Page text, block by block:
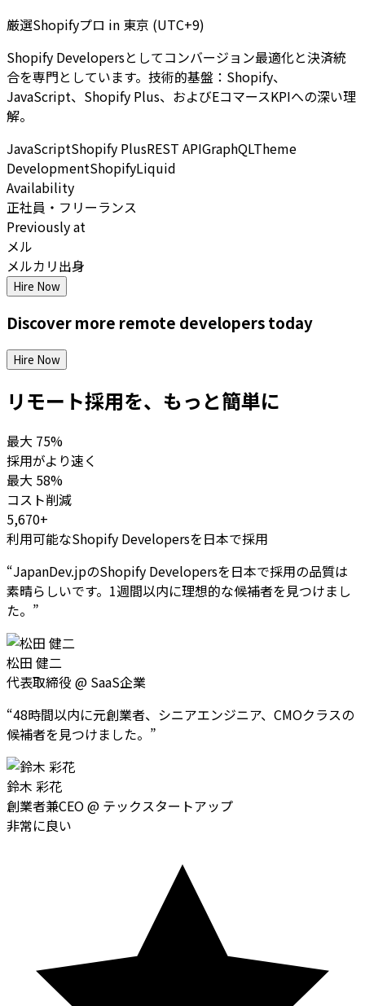
厳選Shopifyプロ in 東京 (UTC+9)
Shopify Developersとしてコンバージョン最適化と決済統
合を専門としています。技術的基盤：Shopify、
JavaScript、Shopify Plus、およびEコマースKPIへの深い理
解。
JavaScriptShopify PlusREST APIGraphQLTheme
DevelopmentShopifyLiquid
Availability
正社員・フリーランス
Previously at
メル
メルカリ出身
Hire Now
Discover more remote developerstoday
Hire Now
リモート採用を、もっと簡単に
最大 75%
採用がより速く
最大 58%
コスト削減
5,670+
利用可能なShopify Developersを日本で採用
“JapanDev.jpのShopify Developersを日本で採用の品質は
素晴らしいです。1週間以内に理想的な候補者を見つけまし
た。 ”
松田 健二
代表取締役 @ SaaS企業
“48時間以内に元創業者、シニアエンジニア、CMOクラスの
候補者を見つけました。 ”
鈴木 彩花
創業者兼CEO@ テックスタートアップ
非常に良い